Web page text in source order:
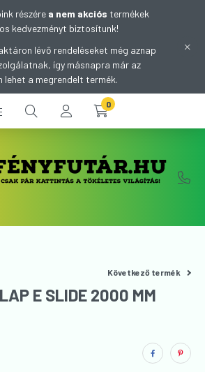
részére a nem akciós termékek
kedvezményt biztosítunk!
lévő rendeléseket még aznap
így másnapra már az
lehet a megrendelt termék.
0
Következő termék
E SLIDE 2000 MM